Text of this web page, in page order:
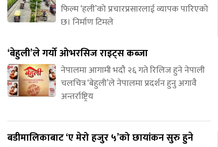
फिल्म ‘हली’को प्रचारप्रसारलाई व्यापक पारिएको
छ। निर्माण टिमले
‘बेहुली’ले गर्यो ओभरसिज राइट्स कब्जा
नेपालमा आगामी भदौ २६ गते रिलिज हुने नेपाली
चलचित्र ‘बेहुली’ले नेपालमा प्रदर्शन हुनु अगावै
अन्तर्राष्ट्रिय
बडीमालिकाबाट ‘ए मेरो हजुर ५’को छायांकन सुरु हुने